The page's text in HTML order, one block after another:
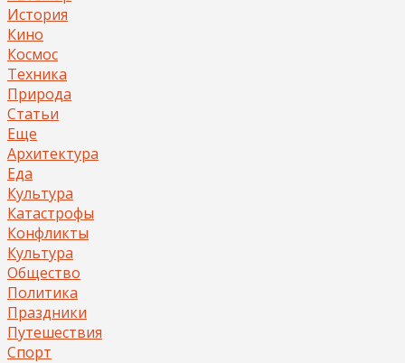
История
Кино
Космос
Техника
Природа
Статьи
Еще
Архитектура
Еда
Культура
Катастрофы
Конфликты
Культура
Общество
Политика
Праздники
Путешествия
Спорт